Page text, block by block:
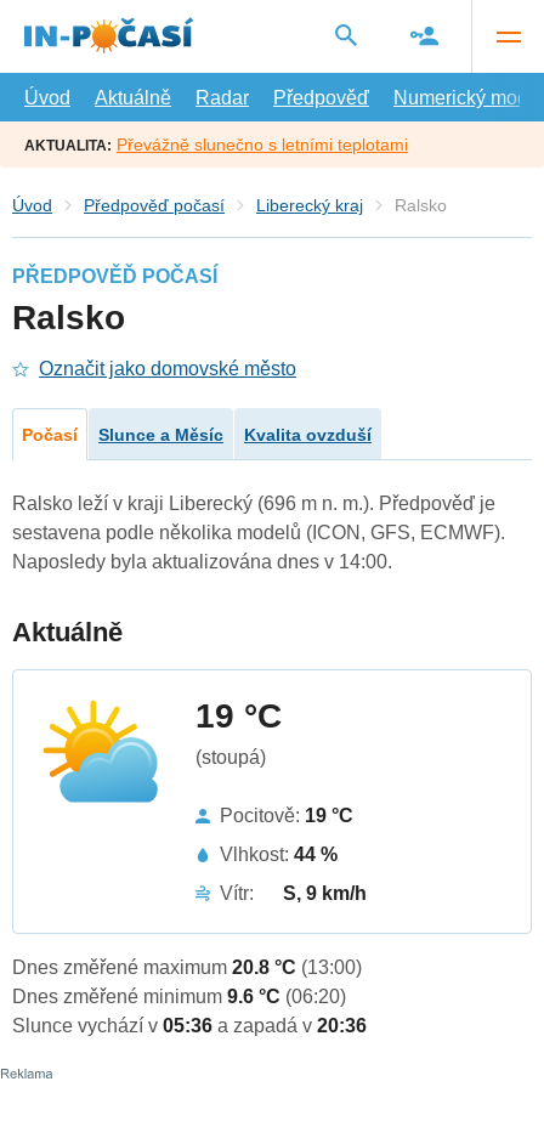
hlavní
Úvod
Aktuálně Radar Předpověď Numerický model
AKTUALITA: Převážně slunečno s letními teplotami
Úvod Předpověď počasí Liberecký kraj Ralsko
PŘEDPOVĚĎ POČASÍ
Ralsko
Označit jako domovské město
Počasí Slunce a Měsíc Kvalita ovzduší
Ralsko leží v kraji Liberecký (696 m n. m.). Předpověď je
sestavena podle několika modelů (ICON, GFS, ECMWF).
Naposledy byla aktualizována dnes v 14:00.
Aktuálně
19 °C
(stoupá)
Pocitově: 19 °C
Vlhkost: 44 %
Vítr:
S, 9 km/h
Dnes změřené maximum 20.8 °C (13:00)
Dnes změřené minimum 9.6 °C (06:20)
Slunce vychází v 05:36 a zapadá v 20:36